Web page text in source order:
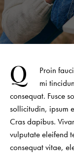
Q
Proin
mi
consequat. Fusce
sollicitudin, ipsum
Cras dapibus.
vulputate eleifend
consequat vitae,